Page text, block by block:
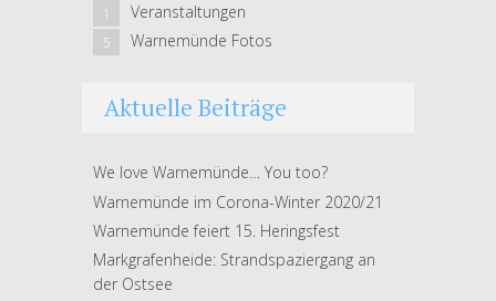
Veranstaltungen
1
Warnemünde Fotos
5
Aktuelle Beiträge
We love Warnemünde… You too?
Warnemünde im Corona-Winter 2020/21
Warnemünde feiert 15. Heringsfest
Markgrafenheide: Strandspaziergang an
der Ostsee